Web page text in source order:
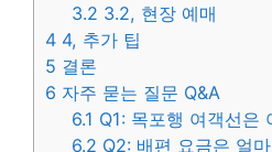
3.2 3.2, 현장 예매
4 4, 추가 팁
5 결론
6 자주 묻는 질문 Q&A
6.1 Q1: 목포행 여객선은
6.2 Q2: 배편 요금은 얼